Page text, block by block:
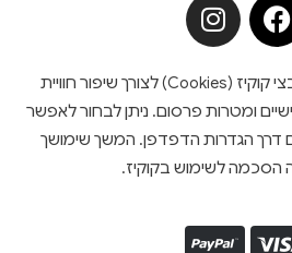
האתר עושה שימוש בקובצי קוקיז (Cookies) לצורך שיפור חוויית
ומטרות פרסום. ניתן לבחור לאפשר
דרך הגדרות הדפדפן. המשך שימושך
הסכמה לשימוש בקוקיז.